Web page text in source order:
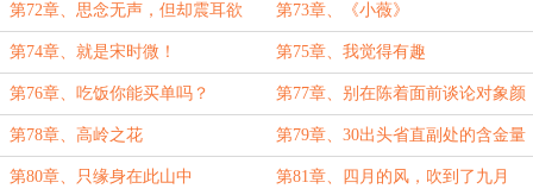
第72章、思念无声，但却震耳欲
聋！（大盟sfqk的加更）
第73章、《小薇》
第74章、就是宋时微！ 第75章、我觉得有趣
第76章、吃饭你能买单吗？ 第77章、别在陈着面前谈论对象颜
值
第78章、高岭之花 第79章、30出头省直副处的含金量
第80章、只缘身在此山中 第81章、四月的风，吹到了九月